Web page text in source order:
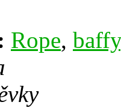
Rope, baffy